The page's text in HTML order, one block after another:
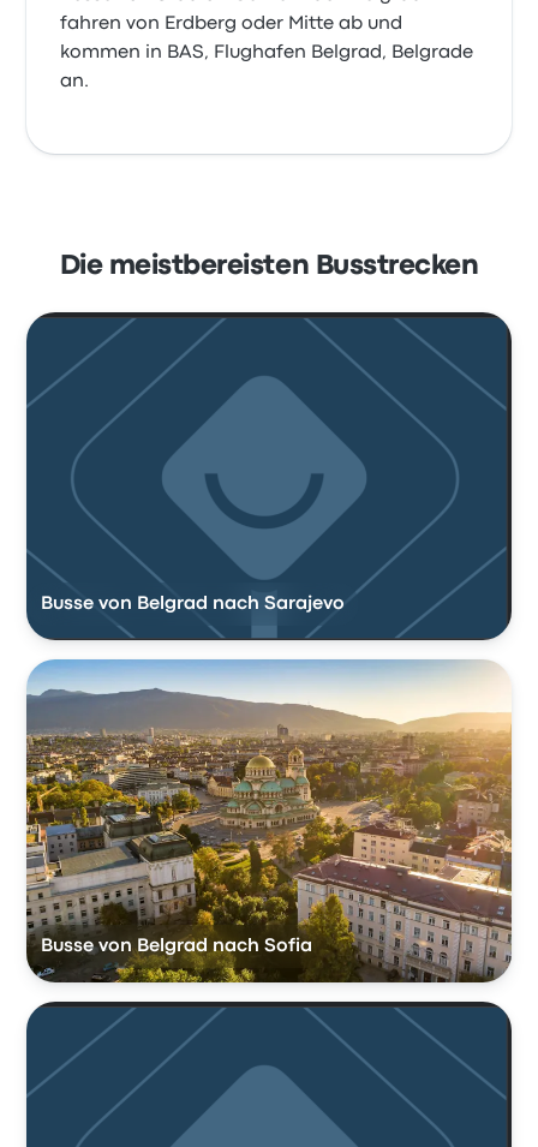
fahren von Erdberg oder Mitte ab und
kommen in BAS, Flughafen Belgrad, Belgrade
an.
Die meistbereisten Busstrecken
Busse von Belgrad nach Sarajevo
Busse von Belgrad nach Sofia